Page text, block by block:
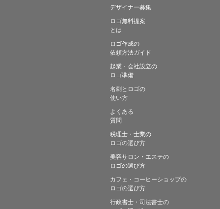
デザイナー募集
ロゴ無料提案
とは
ロゴ作成の
依頼方法ガイド
起業・会社設立の
ロゴ準備
名刺とロゴの
使い方
よくある
質問
税理士・士業の
ロゴの選び方
美容サロン・エステの
ロゴの選び方
カフェ・コーヒーショップの
ロゴの選び方
行政書士・司法書士の